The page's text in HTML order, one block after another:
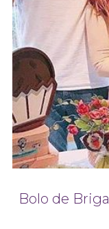
Bolo de